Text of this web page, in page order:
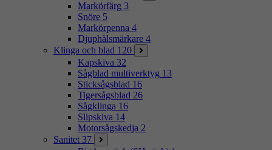
Markörfärg 3
Snöre 5
Markörpenna 4
Djuphålsmärkare 4
Klinga och blad 120
Kapskiva 32
Sågblad multiverktyg 13
Sticksågsblad 16
Tigersågsblad 26
Sågklinga 16
Slipskiva 14
Motorsågskedja 2
Sanitet 37